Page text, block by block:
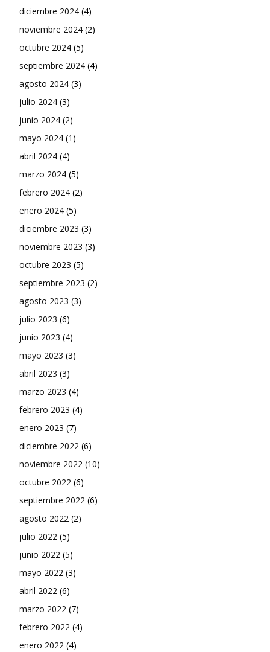
diciembre 2024 (4)
noviembre 2024 (2)
octubre 2024 (5)
septiembre 2024 (4)
agosto 2024 (3)
julio 2024 (3)
junio 2024 (2)
mayo 2024 (1)
abril 2024 (4)
marzo 2024 (5)
febrero 2024 (2)
enero 2024 (5)
diciembre 2023 (3)
noviembre 2023 (3)
octubre 2023 (5)
septiembre 2023 (2)
agosto 2023 (3)
julio 2023 (6)
junio 2023 (4)
mayo 2023 (3)
abril 2023 (3)
marzo 2023 (4)
febrero 2023 (4)
enero 2023 (7)
diciembre 2022 (6)
noviembre 2022 (10)
octubre 2022 (6)
septiembre 2022 (6)
agosto 2022 (2)
julio 2022 (5)
junio 2022 (5)
mayo 2022 (3)
abril 2022 (6)
marzo 2022 (7)
febrero 2022 (4)
enero 2022 (4)